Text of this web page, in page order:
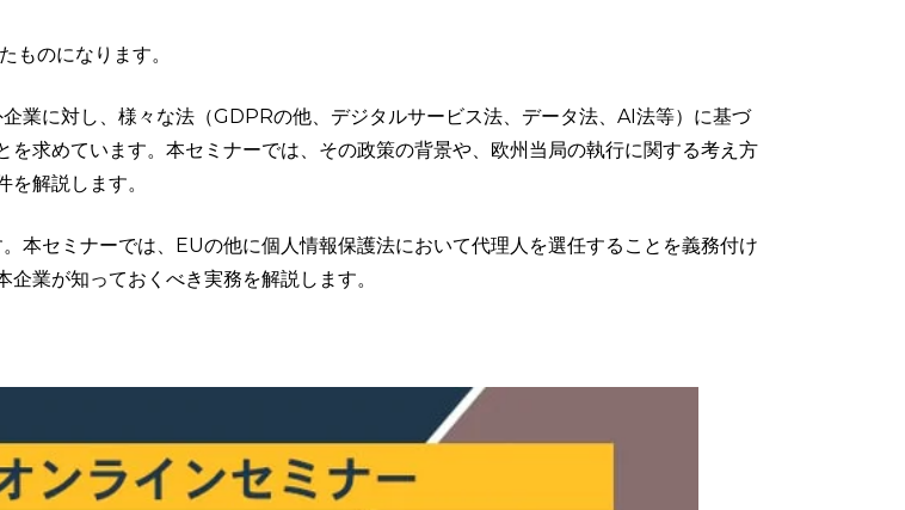
ものになります。
業に対し、様々な法（GDPRの他、デジタルサービス法、データ法、AI法等）に基づ
求めています。本セミナーでは、その政策の背景や、欧州当局の執行に関する考え方
解説します。
本セミナーでは、EUの他に個人情報保護法において代理人を選任することを義務付け
業が知っておくべき実務を解説します。